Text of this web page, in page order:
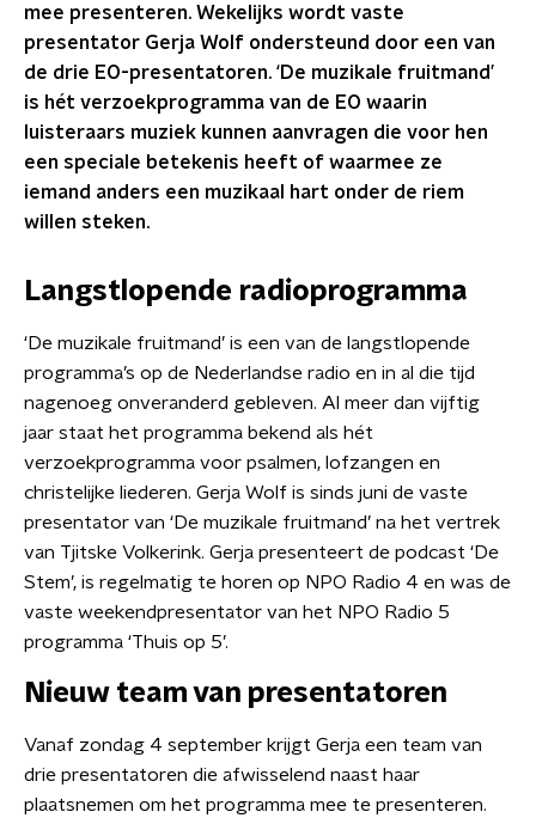
mee presenteren. Wekelijks wordt vaste
presentator Gerja Wolf ondersteund door een van
de drie EO-presentatoren. ‘De muzikale fruitmand’
is hét verzoekprogramma van de EO waarin
luisteraars muziek kunnen aanvragen die voor hen
een speciale betekenis heeft of waarmee ze
iemand anders een muzikaal hart onder de riem
willen steken.
Langstlopende radioprogramma
‘De muzikale fruitmand’ is een van de langstlopende
programma’s op de Nederlandse radio en in al die tijd
nagenoeg onveranderd gebleven. Al meer dan vijftig
jaar staat het programma bekend als hét
verzoekprogramma voor psalmen, lofzangen en
christelijke liederen. Gerja Wolf is sinds juni de vaste
presentator van ‘De muzikale fruitmand’ na het vertrek
van Tjitske Volkerink. Gerja presenteert de podcast ‘De
Stem’, is regelmatig te horen op NPO Radio 4 en was de
vaste weekendpresentator van het NPO Radio 5
programma ‘Thuis op 5’.
Nieuw team van presentatoren
Vanaf zondag 4 september krijgt Gerja een team van
drie presentatoren die afwisselend naast haar
plaatsnemen om het programma mee te presenteren.